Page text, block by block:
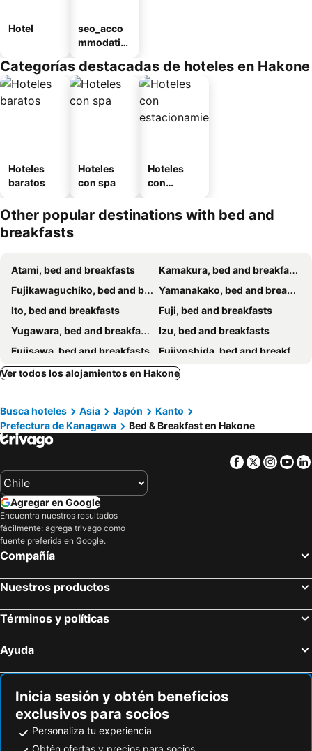
Hotel
seo_acco
mmodatio
ousel_ryo
kan
Categorías destacadas de hoteles en Hakone
Hoteles
baratos
Hoteles
con spa
Hoteles
con
miento
Other popular destinations with bed and
breakfasts
Atami, bed and breakfasts
Kamakura, bed and breakfasts
Fujikawaguchiko, bed and breakfasts
Yamanakako, bed and breakfasts
Ito, bed and breakfasts
Fuji, bed and breakfasts
Yugawara, bed and breakfasts
Izu, bed and breakfasts
Fujisawa, bed and breakfasts
Fujiyoshida, bed and breakfasts
Numazu, bed and breakfasts
Oshino, bed and breakfasts
Manazuru, bed and breakfasts
Sagamihara, bed and breakfasts
Gotenba, bed and breakfasts
Odawara, bed and breakfasts
Chigasaki, bed and breakfasts
Yamato, bed and breakfasts
Zushi, bed and breakfasts
Nishikatsura, bed and breakfasts
Hadano, bed and breakfasts
Daisen, bed and breakfasts
Matsuda, bed and breakfasts
Ver todos los alojamientos en Hakone
Busca hoteles Asia Japón
Kanto
Prefectura de Kanagawa
Bed & Breakfast en Hakone
Facebook
Twitter
Agregar en Google
Encuentra nuestros resultados
fácilmente: agrega trivago como
fuente preferida en Google.
Compañía
Nuestros productos
Términos y políticas
Ayuda
Inicia sesión y obtén beneficios
exclusivos para socios
Personaliza tu experiencia
Obtén ofertas y precios para socios